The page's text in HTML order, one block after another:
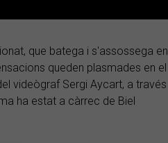
que batega i s'assossega en
queden plasmades en el
videògraf Sergi Aycart, a través
ha estat a càrrec de Biel